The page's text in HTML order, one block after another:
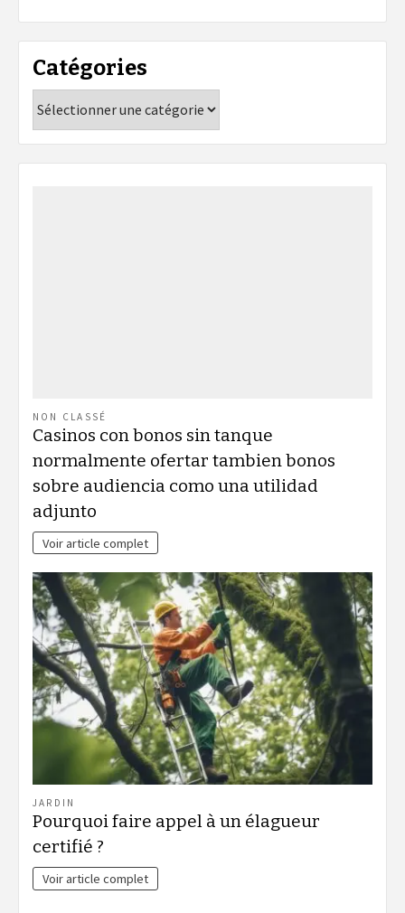
Catégories
NON CLASSÉ
Casinos con bonos sin tanque
normalmente ofertar tambien bonos
sobre audiencia como una utilidad
adjunto
Voir article complet
JARDIN
Pourquoi faire appel à un élagueur
certifié ?
Voir article complet